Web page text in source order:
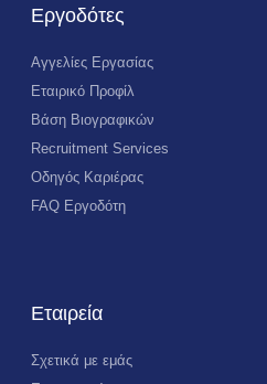
Εργοδότες
Αγγελίες Εργασίας
Εταιρικό Προφίλ
Βάση Βιογραφικών
Recruitment Services
Οδηγός Καριέρας
FAQ Εργοδότη
Εταιρεία
Σχετικά με εμάς